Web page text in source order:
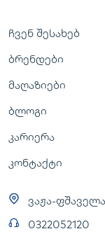
ჩვენ შესახებ
ბრენდები
მაღაზიები
ბლოგი
კარიერა
კონტაქტი
ვაჟა-
0322052120